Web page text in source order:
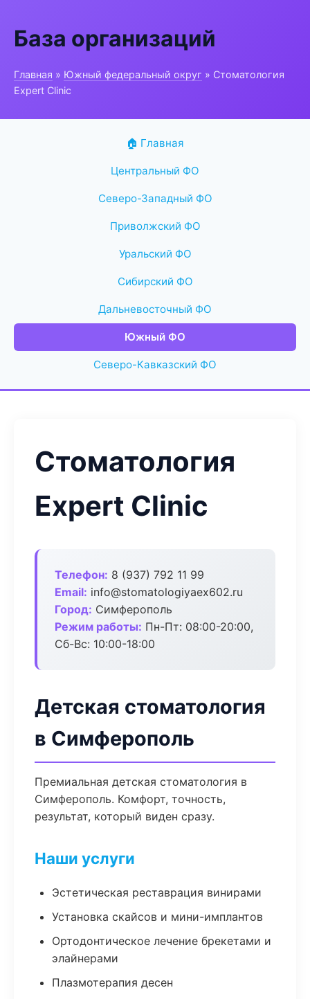
База организаций
Главная » Южный федеральный округ » Стоматология
Expert Clinic
🏠 Главная
Центральный ФО
Северо-Западный ФО
Приволжский ФО
Уральский ФО
Сибирский ФО
Дальневосточный ФО
Южный ФО
Северо-Кавказский ФО
Стоматология
Expert Clinic
Телефон: 8 (937) 792 11 99
Email: info@stomatologiyaex602.ru
Город: Симферополь
Режим работы: Пн-Пт: 08:00-20:00,
Сб-Вс: 10:00-18:00
Детская стоматология
в Симферополь
Премиальная детская стоматология в
Симферополь. Комфорт, точность,
результат, который виден сразу.
Наши услуги
Эстетическая реставрация винирами
Установка скайсов и мини-имплантов
Ортодонтическое лечение брекетами и
элайнерами
Плазмотерапия десен